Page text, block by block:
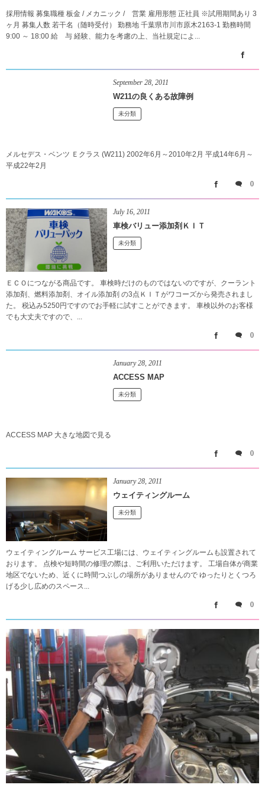
採用情報 募集職種 板金 / メカニック / 営業 雇用形態 正社員 ※試用期間あり 3
ヶ月 募集人数 若干名（随時受付） 勤務地 千葉県市川市原木2163-1 勤務時間
9:00 ～ 18:00 給 与 経験、能力を考慮の上、当社規定によ...
September 28,2011
W211の良くある故障例
未分類
メルセデス・ベンツ Ｅクラス (W211) 2002年6月～2010年2月 平成14年6月～
平成22年2月
0
July 16 ,2011
車検バリュー添加剤ＫＩＴ
未分類
ＥＣＯにつながる商品です。 車検時だけのものではないのですが、クーラント
添加剤、燃料添加剤、オイル添加剤 の3点ＫＩＴがワコーズから発売されまし
た。 税込み5250円ですのでお手軽に試すことができます。 車検以外のお客様
でも大丈夫ですので、...
0
January 28,2011
ACCESS MAP
未分類
ACCESS MAP 大きな地図で見る
0
January 28,2011
ウェイティングルーム
未分類
ウェイティングルーム サービス工場には、ウェイティングルームも設置されて
おります。 点検や短時間の修理の際は、ご利用いただけます。 工場自体が商業
地区でないため、近くに時間つぶしの場所がありませんので ゆったりとくつろ
げる少し広めのスペース...
0